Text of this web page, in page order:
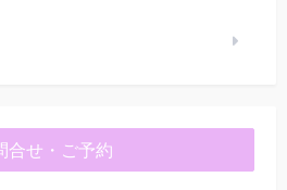
合せ・ご予約